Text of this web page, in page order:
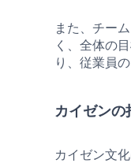
また、チー
く、全体の
り、従業員
カイゼンの
カイゼン文